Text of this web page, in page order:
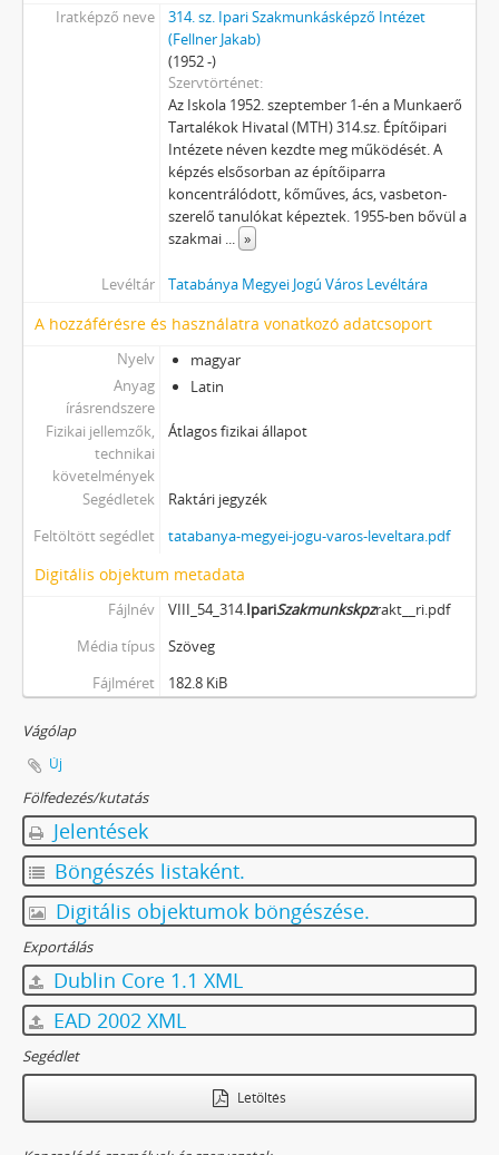
[fondfőcsoport] XXIV - Az államigazgatás területi szervei, 1899 - 2002
[fondfőcsoport] XXIX - Vállalatok, 1896 - 2004
[fondfőcsoport] XXXIII - Külön intézkedéssel levéltárba utalt iratok, 1895 - 2014
[fondfőcsoport] XXXVII - MJV önkormányzatok, 1990 - 2012
Iratképző neve
314. sz. Ipari Szakmunkásképző Intézet
(Fellner Jakab)
(1952 -)
Szervtörténet
Az Iskola 1952. szeptember 1-én a Munkaerő
Tartalékok Hivatal (MTH) 314.sz. Építőipari
Intézete néven kezdte meg működését. A
képzés elsősorban az építőiparra
koncentrálódott, kőműves, ács, vasbeton-
szerelő tanulókat képeztek. 1955-ben bővül a
szakmai ... »
Levéltár Tatabánya Megyei Jogú Város Levéltára
A hozzáférésre és használatra vonatkozó adatcsoport
Nyelv
magyar
Anyag
írásrendszere
Latin
Fizikai jellemzők,
technikai
követelmények
Átlagos fizikai állapot
Segédletek
Raktári jegyzék
Feltöltött segédlet
tatabanya-megyei-jogu-varos-leveltara.pdf
Digitális objektum metadata
Fájlnév VIII_54_314.IpariSzakmunkskpzrakt__ri.pdf
Média típus
Szöveg
Fájlméret
182.8 KiB
Vágólap
Új
Fölfedezés/kutatás
Jelentések
Böngészés listaként.
Digitális objektumok böngészése.
Exportálás
Dublin Core 1.1 XML
EAD 2002 XML
Segédlet
Letöltés